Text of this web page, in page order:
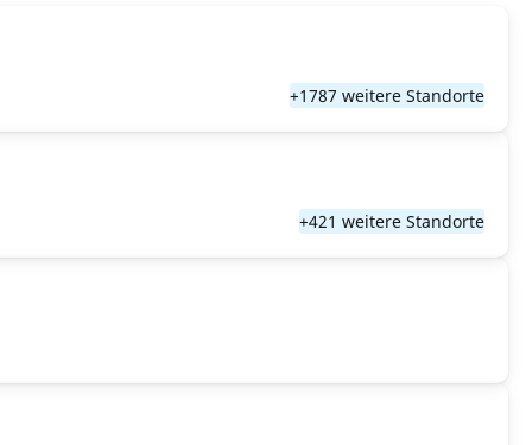
+1787 weitere Standorte
+421 weitere Standorte